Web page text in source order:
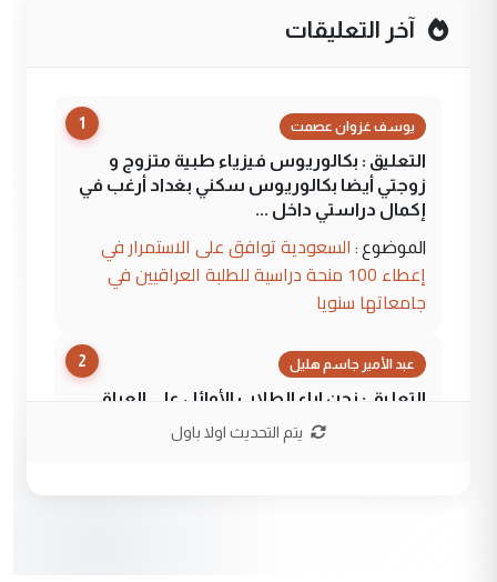
آخر التعليقات
1 يوسف غزوان عصمت
التعليق : بكالوريوس فيزياء طبية متزوج و
زوجتي أيضا بكالوريوس سكني بغداد أرغب في
إكمال دراستي داخل ...
الموضوع : السعودية توافق على الاستمرار في
إعطاء 100 منحة دراسية للطلبة العراقيين في
جامعاتها سنويا
2 عبد الأمير جاسم هليل
التعليق : نحن اباء الطلاب الأوائل على العراق
نتشرف بلقاء السيد احمد الصافي في العتبات
يتم التحديث اولا باول